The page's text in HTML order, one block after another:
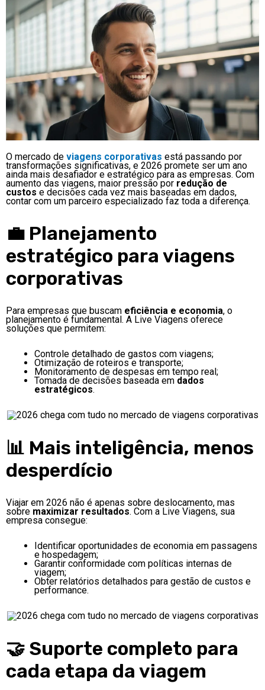
O mercado de viagens corporativas está passando por
transformações significativas, e 2026 promete ser um ano
ainda mais desafiador e estratégico para as empresas. Com
aumento das viagens, maior pressão por redução de
custos e decisões cada vez mais baseadas em dados,
contar com um parceiro especializado faz toda a diferença.
💼 Planejamento
estratégico para viagens
corporativas
Para empresas que buscam eficiência e economia, o
planejamento é fundamental. A Live Viagens oferece
soluções que permitem:
Controle detalhado de gastos com viagens;
Otimização de roteiros e transporte;
Monitoramento de despesas em tempo real;
Tomada de decisões baseada em dados
estratégicos.
📊 Mais inteligência, menos
desperdício
Viajar em 2026 não é apenas sobre deslocamento, mas
sobre maximizar resultados. Com a Live Viagens, sua
empresa consegue:
Identificar oportunidades de economia em passagens
e hospedagem;
Garantir conformidade com políticas internas de
viagem;
Obter relatórios detalhados para gestão de custos e
performance.
🤝 Suporte completo para
cada etapa da viagem